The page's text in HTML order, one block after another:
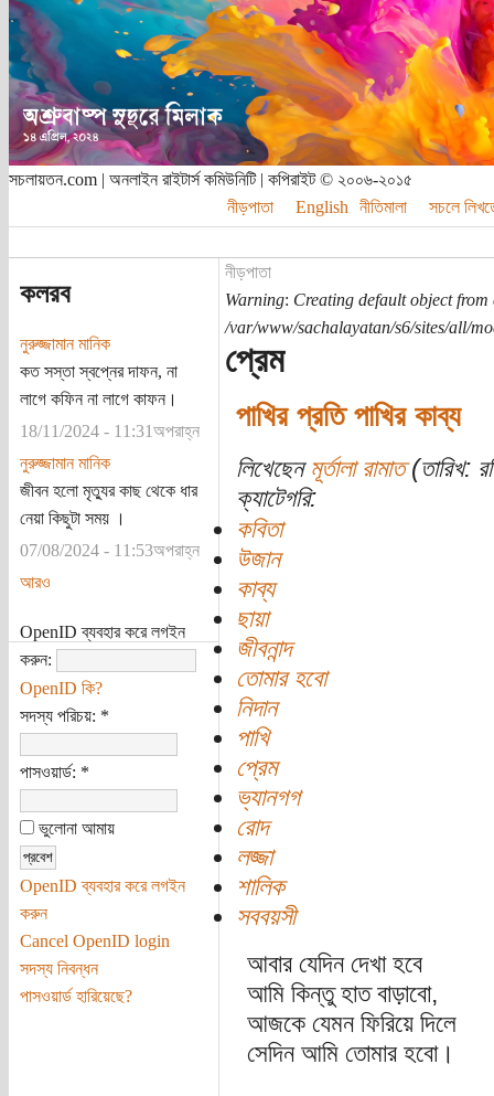
সচলায়তন.com | অনলাইন রাইটার্স কমিউনিটি | কপিরাইট © ২০০৬-২০১৫
নীড়পাতা
English নীতিমালা সচলে
কলরব
নুরুজ্জামান মানিক
কত সস্তা স্বপ্নের দাফন, না
লাগে কফিন না লাগে কাফন।
18/11/2024 - 11:31অপরাহ্ন
নুরুজ্জামান মানিক
জীবন হলো মৃত্যুর কাছ থেকে ধার
নেয়া কিছুটা সময় ।
07/08/2024 - 11:53অপরাহ্ন
আরও
OpenID ব্যবহার করে লগইন
করুন:
OpenID কি?
সদস্য পরিচয়: *
পাসওয়ার্ড: *
ভুলোনা আমায়
OpenID ব্যবহার করে লগইন
করুন
Cancel OpenID login
সদস্য নিবন্ধন
পাসওয়ার্ড হারিয়েছে?
নীড়পাতা
Warning: Creating default object from
/var/www/sachalayatan/s6/sites/all/
প্রেম
পাখির প্রতি পাখির কাব্য
লিখেছেন মূর্তালা রামাত(তারিখ:
ক্যাটেগরি:
কবিতা
উজান
কাব্য
ছায়া
জীবনান্দ
তোমার হবো
নিদান
পাখি
প্রেম
ভ্যানগগ
রোদ
লজ্জা
শালিক
সববয়সী
আবার যেদিন দেখা হবে
আমি কিন্তু হাত বাড়াবো,
আজকে যেমন ফিরিয়ে দিলে
সেদিন আমি তোমার হবো।